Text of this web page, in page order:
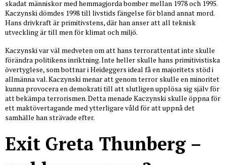
skadat människor med hemmagjorda bomber mellan 1978 och 1995.
Kaczynski dömdes 1998 till livstids fängelse för bland annat mord.
Hans drivkraft är primitivstens, där han anser att all teknisk
utveckling är till men för klimat och miljö.
Kaczynski var väl medveten om att hans terrorattentat inte skulle
förändra politikens inriktning. Inte heller skulle hans primitivistiska
övertyglese, som bottnar i Heideggers ideal få en majoritets stöd i
allmänna val. Kaczynski menar att genom terror skulle en minoritet
kunna provocera en demokrati till att slutligen upplösa sig själv för
att bekämpa terrorismen. Detta menade Kaczynski skulle öppna för
ett maktövertagande med ytterligare våld för att uppnå det
samhälle han strävade efter.
Exit Greta Thunberg –